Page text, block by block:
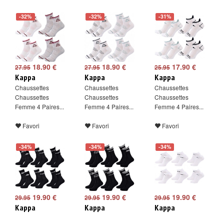
-32%
27.95 18.90 €
Kappa
Chaussettes
Chaussettes
Femme 4 Paires...
Favori
-32%
27.9518.90 €
Kappa
Chaussettes
Chaussettes
Femme 4 Paires...
Favori
-31%
25.9517.90 €
Kappa
Chaussettes
Chaussettes
Femme 4 Paires...
Favori
-34%
29.95 19.90 €
Kappa
-34%
29.9519.90 €
Kappa
-34%
29.9519.90 €
Kappa